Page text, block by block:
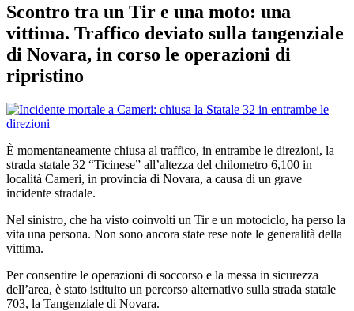
Scontro tra un Tir e una moto: una
vittima. Traffico deviato sulla tangenziale
di Novara, in corso le operazioni di
ripristino
È momentaneamente chiusa al traffico, in entrambe le direzioni, la
strada statale 32 “Ticinese” all’altezza del chilometro 6,100 in
località Cameri, in provincia di Novara, a causa di un grave
incidente stradale.
Nel sinistro, che ha visto coinvolti un Tir e un motociclo, ha perso la
vita una persona. Non sono ancora state rese note le generalità della
vittima.
Per consentire le operazioni di soccorso e la messa in sicurezza
dell’area, è stato istituito un percorso alternativo sulla strada statale
703, la Tangenziale di Novara.